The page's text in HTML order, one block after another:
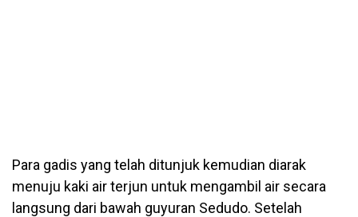
Para gadis yang telah ditunjuk kemudian diarak
menuju kaki air terjun untuk mengambil air secara
langsung dari bawah guyuran Sedudo. Setelah